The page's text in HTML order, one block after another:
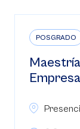
POSGRADO